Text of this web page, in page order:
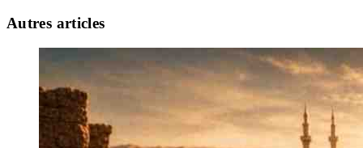
Autres articles